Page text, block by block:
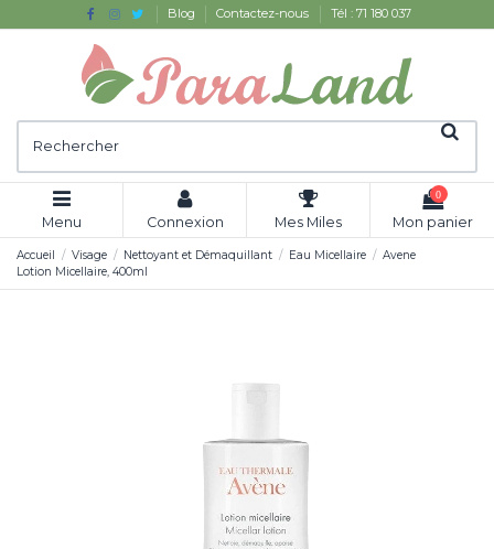
Blog Contactez-nous Tél : 71 180 037
Menu Connexion Mes Miles
0
Mon panier
Accueil Visage Nettoyant et Démaquillant Eau Micellaire
Avene
Lotion Micellaire, 400ml